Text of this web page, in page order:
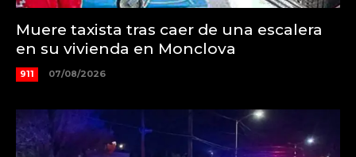
Muere taxista tras caer de una escalera
en su vivienda en Monclova
911 07/08/2026